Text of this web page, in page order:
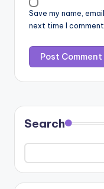
Save my name,
next time I comment.
Search